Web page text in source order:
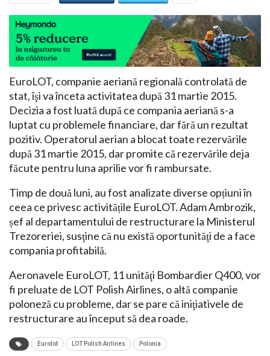
EuroLOT, companie aeriană regională controlată de
stat, îşi va înceta activitatea după 31 martie 2015.
Decizia a fost luată după ce compania aeriană s-a
luptat cu problemele financiare, dar fără un rezultat
pozitiv. Operatorul aerian a blocat toate rezervările
după 31 martie 2015, dar promite că rezervările deja
făcute pentru luna aprilie vor fi rambursate.
Timp de două luni, au fost analizate diverse opțiuni în
ceea ce privesc activitățile EuroLOT. Adam Ambrozik,
șef al departamentului de restructurare la Ministerul
Trezoreriei, susţine că nu există oportunităţi de a face
compania profitabilă.
Aeronavele EuroLOT, 11 unităţi Bombardier Q400, vor
fi preluate de LOT Polish Airlines, o altă companie
poloneză cu probleme, dar se pare că iniţiativele de
restructurare au început să dea roade.
Eurolot LOT Polish Airlines Polonia